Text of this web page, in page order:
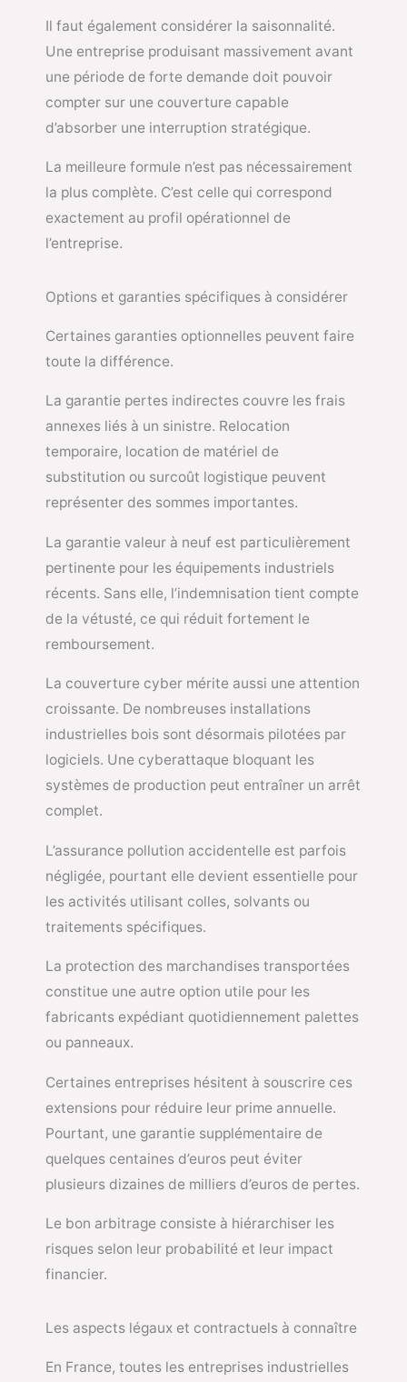
Il faut également considérer la saisonnalité.
Une entreprise produisant massivement avant
une période de forte demande doit pouvoir
compter sur une couverture capable
d’absorber une interruption stratégique.
La meilleure formule n’est pas nécessairement
la plus complète. C’est celle qui correspond
exactement au profil opérationnel de
l’entreprise.
Options et garanties spécifiques à considérer
Certaines garanties optionnelles peuvent faire
toute la différence.
La garantie pertes indirectes couvre les frais
annexes liés à un sinistre. Relocation
temporaire, location de matériel de
substitution ou surcoût logistique peuvent
représenter des sommes importantes.
La garantie valeur à neuf est particulièrement
pertinente pour les équipements industriels
récents. Sans elle, l’indemnisation tient compte
de la vétusté, ce qui réduit fortement le
remboursement.
La couverture cyber mérite aussi une attention
croissante. De nombreuses installations
industrielles bois sont désormais pilotées par
logiciels. Une cyberattaque bloquant les
systèmes de production peut entraîner un arrêt
complet.
L’assurance pollution accidentelle est parfois
négligée, pourtant elle devient essentielle pour
les activités utilisant colles, solvants ou
traitements spécifiques.
La protection des marchandises transportées
constitue une autre option utile pour les
fabricants expédiant quotidiennement palettes
ou panneaux.
Certaines entreprises hésitent à souscrire ces
extensions pour réduire leur prime annuelle.
Pourtant, une garantie supplémentaire de
quelques centaines d’euros peut éviter
plusieurs dizaines de milliers d’euros de pertes.
Le bon arbitrage consiste à hiérarchiser les
risques selon leur probabilité et leur impact
financier.
Les aspects légaux et contractuels à connaître
En France, toutes les entreprises industrielles